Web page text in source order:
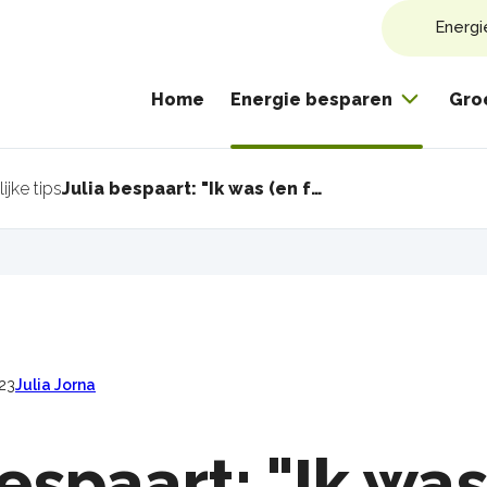
Home Energie besparen
tips Julia bespaart: "Ik was (en föhn) mijn haar nog maar één keer per week"
Julia Jorna